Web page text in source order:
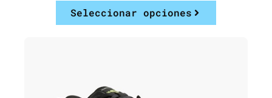
Seleccionar opciones